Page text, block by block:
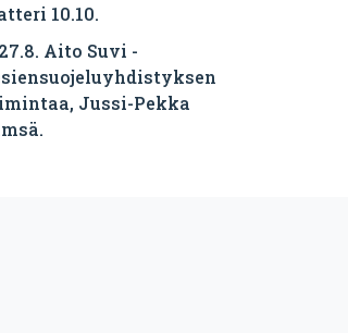
10.10.
27.8. Aito Suvi -
Jussi-Pekka